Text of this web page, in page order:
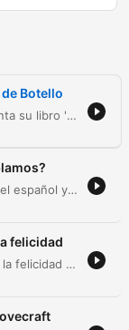
de Botello
En este episodio, el autor David Botello presenta su libro 'No me cuentes batallitas', explorando cómo personajes históricos que cometieron errores fundamentales ayudaron a moldear la historia. A través de un análisis de figuras como Michael Collins, Rosa Parks y el Che Guevara, se reflexiona sobre la construcción de mitos, la identidad nacional y la cara oculta del éxito. El programa también aborda la ambición y la falta de prudencia mediante ejemplos como el Titanic, y analiza cómo la narrativa histórica a menudo invisibiliza a mujeres pioneras en la tecnología y el cine. Finalmente, se ofrece una reflexión sobre la relatividad del éxito y las lecciones que podemos extraer de los grandes fracasos y aciertos del pasado.
En este episodio, se analiza el estado actual del español y los riesgos del empobrecimiento lingüístico debido a la influencia de internet, las redes sociales y el inglés. A través de una conversación con el filólogo Fernando Vilches, se debate cómo la reducción del léxico puede afectar la capacidad cognitiva y la estructuración del pensamiento en las nuevas generaciones. Asimismo, los interlocutores exploran la evolución del idioma mediante neologismos, préstamos lingüísticos y la tensión entre las normas académicas y el uso popular. El debate aborda también la responsabilidad del sistema educativo, la riqueza de los localismos regionales y cómo la perversión del lenguaje político y la falta de precisión ortográfica impactan en la identidad y la salud mental.
felicidad
En este episodio, exploramos la naturaleza de la felicidad y el éxito a través de las perspectivas de José Gregorio González y Cipriano Quintas. La charla aborda la diferencia entre la felicidad como un objetivo externo y la felicidad como un camino basado en valores, analizando cómo las tendencias actuales y las redes sociales pueden distorsionar nuestra percepción de la realidad. Asimismo, se profundiza en la importancia de los vínculos afectivos y la inteligencia relacional. A través de conceptos como el 'Saguabona', el 'Ubuntu' y el 'Ho'oponopono', los invitados destacan cómo la coherencia, la vulnerabilidad, el perdón y la conexión con la comunidad son pilares fundamentales para alcanzar una verdadera plenitud personal y social.